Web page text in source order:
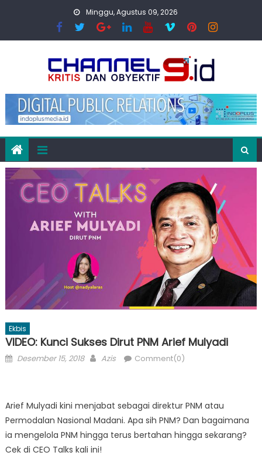
Minggu, Agustus 09, 2026
Ekbis
VIDEO: Kunci Sukses Dirut PNM Arief Mulyadi
Posted
Desember 15, 2018 Author
Azis Comment(0)
Arief Mulyadi kini menjabat sebagai direktur PNM atau
Permodalan Nasional Madani. Apa sih PNM? Dan bagaimana
ia mengelola PNM hingga terus bertahan hingga sekarang?
Cek di CEO Talks kali ini!